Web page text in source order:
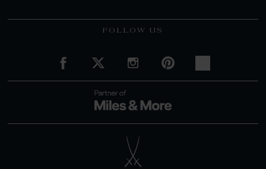
FOLLOW US